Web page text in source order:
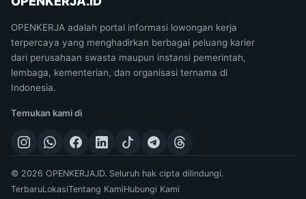
OPENKERJA adalah portal informasi lowongan kerja
terpercaya yang menghadirkan berbagai peluang karier
dari perusahaan swasta maupun instansi pemerintah,
lembaga, kementerian, dan organisasi ternama di
Indonesia.
Temukan kami di
© 2026 OPENKERJA.ID. Seluruh hak cipta dilindungi.
TerbaruLokasiTentang KamiHubungi Kami